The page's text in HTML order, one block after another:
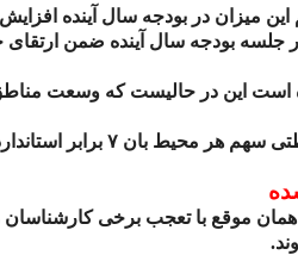
میزان در بودجه سال آینده افزایش
جلسه بودجه سال آینده ضمن
است این در حالیست که وسعت
سهم هر محیط بان ۷ برابر
موقع با تعجب برخی کارشناسان